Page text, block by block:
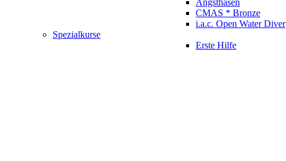
Angsthasen
CMAS * Bronze
i.a.c. Open Water Diver
Spezialkurse
Erste Hilfe